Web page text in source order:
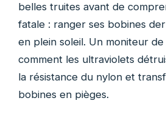
belles truites avant de
fatale : ranger ses bobines
en plein soleil. Un moniteur
comment les ultraviolets
la résistance du nylon et
bobines en pièges.